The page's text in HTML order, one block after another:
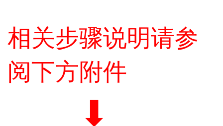
相关步骤说明请参
阅下方附件
⬇